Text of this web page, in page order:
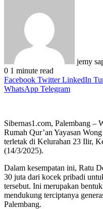
jemy
0 1 minute read
Facebook Twitter LinkedIn
WhatsApp Telegram
Sibernas1.com, Palembang –
Rumah Qur’an Yayasan
terletak di Kelurahan 23 Ilir,
(14/3/2025).
Dalam kesempatan ini, Ratu
30 juta dari kocek pribadi
tersebut. Ini merupakan
mendukung terciptanya
Palembang.